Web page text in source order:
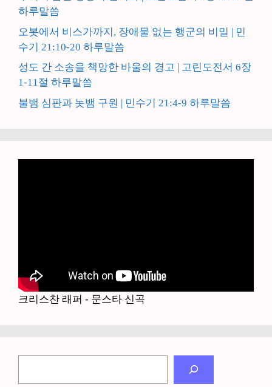
하루말씀
오봇에서 비스가까지, 장애물 없는 행군의 비밀 | 민
수기 21:10-20 하루말씀
성도 간 소송을 책망한 바울의 경고 | 고린도전서 6장
1-11절 하루말씀
불뱀 심판과 놋뱀 구원 | 민수기 21:4-9 하루말씀
크리스찬 래퍼 - 문스타 신곡